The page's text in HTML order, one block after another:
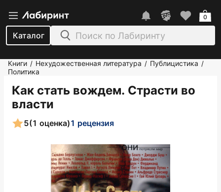
Каталог
0
Книги / Нехудожественная литература / Публицистика /
Политика
Как стать вождем. Страсти во
власти
5(1 оценка)1 рецензия